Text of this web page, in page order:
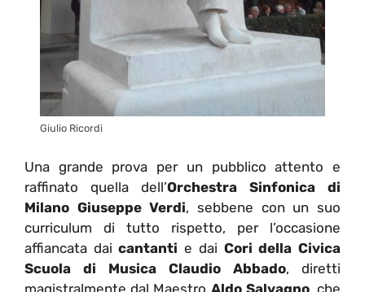
Giulio Ricordi
Una grande prova per un pubblico attento e
raffinato quella dell’Orchestra Sinfonica di
Milano Giuseppe Verdi, sebbene con un suo
curriculum di tutto rispetto, per l’occasione
affiancata daicantantie dai Cori della Civica
Scuola di Musica Claudio Abbado, diretti
magistralmente dal Maestro Aldo Salvagno, che